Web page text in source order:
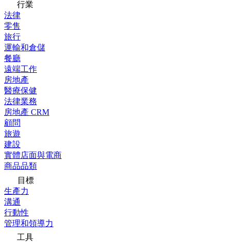
行業
法律
零售
旅行
運輸和倉儲
餐廳
遠端工作
房地產
醫療保健
法律業務
房地產 CRM
顧問
旅遊
建設
實體店面與電商
商品品類
目標
生產力
溝通
行動性
管理和領導力
工具